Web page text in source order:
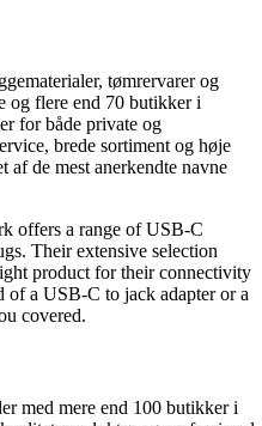
tømrervarer og
og flere end 70 butikker i
for både private og
brede sortiment og høje
af de mest anerkendte navne
offers a range of USB-C
Their extensive selection
product for their connectivity
of a USB-C to jack adapter or a
covered.
med mere end 100 butikker i